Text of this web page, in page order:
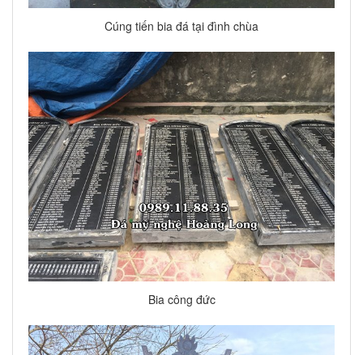
Cúng tiến bia đá tại đình chùa
Bia công đức